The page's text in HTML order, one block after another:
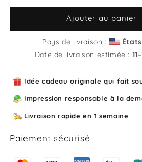
quantité
Tote
malaise
quantité
de
Tote
bag
bio
malaise
Ajouter au panier
Pays de livraison :
Date de livraison estimée :
Idée cadeau originale qui fait
Impression responsable à la
Livraison rapide en 1 semaine
Paiement sécurisé